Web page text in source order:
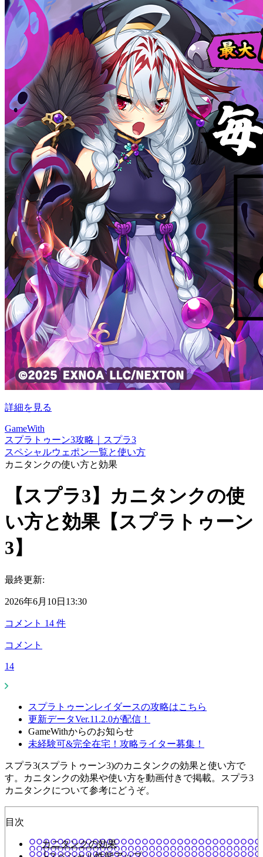
詳細を見る
GameWith
スプラトゥーン3攻略｜スプラ3
スペシャルウェポン一覧と使い方
カニタンクの使い方と効果
【スプラ3】カニタンクの使
い方と効果【スプラトゥーン
3】
最終更新:
2026年6月10日13:30
コメント 14 件
コメント
14
スプラトゥーンレイダースの攻略はこちら
更新データVer.11.2.0が配信！
GameWithからのお知らせ
未経験可&完全在宅！攻略ライター募集！
スプラ3(スプラトゥーン3)のカニタンクの効果と使い方で
す。カニタンクの効果や使い方を動画付きで掲載。スプラ3
カニタンクについて参考にどうぞ。
目次
カニタンクの効果